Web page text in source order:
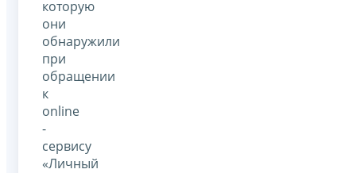
которую
они
обнаружили
при
обращении
к
online
-
сервису
«Личный